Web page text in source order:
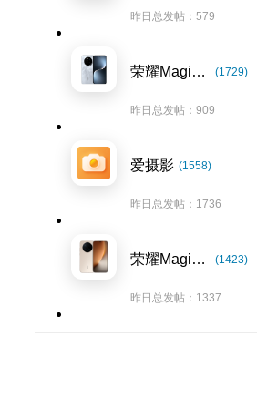
昨日总发帖：579
荣耀Magic7系列 (1729)
昨日总发帖：909
爱摄影 (1558)
昨日总发帖：1736
荣耀Magic8系列 (1423)
昨日总发帖：1337